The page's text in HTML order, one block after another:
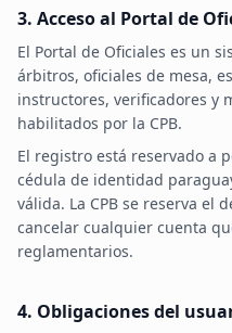
Clubes
Selecciones
Reglamentos
CONTACTO
Contacto general
Canal de Denuncias
3. Acceso al Portal de
El Portal de Oficiales es un
árbitros, oficiales de mesa,
instructores, verificadores y
habilitados por la CPB.
El registro está reservado a
cédula de identidad
válida. La CPB se reserva el
cancelar cualquier cuenta
reglamentarios.
4. Obligaciones del